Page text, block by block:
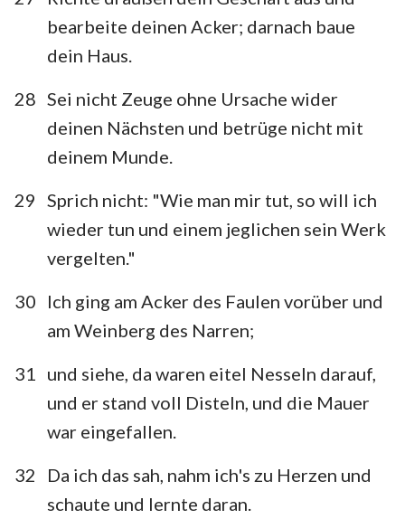
bearbeite deinen Acker; darnach baue
dein Haus.
28 Sei nicht Zeuge ohne Ursache wider
deinen Nächsten und betrüge nicht mit
deinem Munde.
29 Sprich nicht: "Wie man mir tut, so will ich
wieder tun und einem jeglichen sein Werk
vergelten."
30
Ich ging am Acker des Faulen vorüber und
am Weinberg des Narren;
31
und siehe, da waren eitel Nesseln darauf,
und er stand voll Disteln, und die Mauer
war eingefallen.
32
Da ich das sah, nahm ich's zu Herzen und
schaute und lernte daran.